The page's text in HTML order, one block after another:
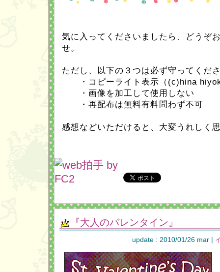
気に入ってくださいましたら、どうぞ
せ。
ただし、以下の３つは必ず守ってくだ
・コピーライト表示（(c)hina
・画像を加工して使用しない
・再配布は無料有料問わず不可
感想などいただけると、大変うれしく
『大人のバレンタイン』
update : 2010/01/26 mar |